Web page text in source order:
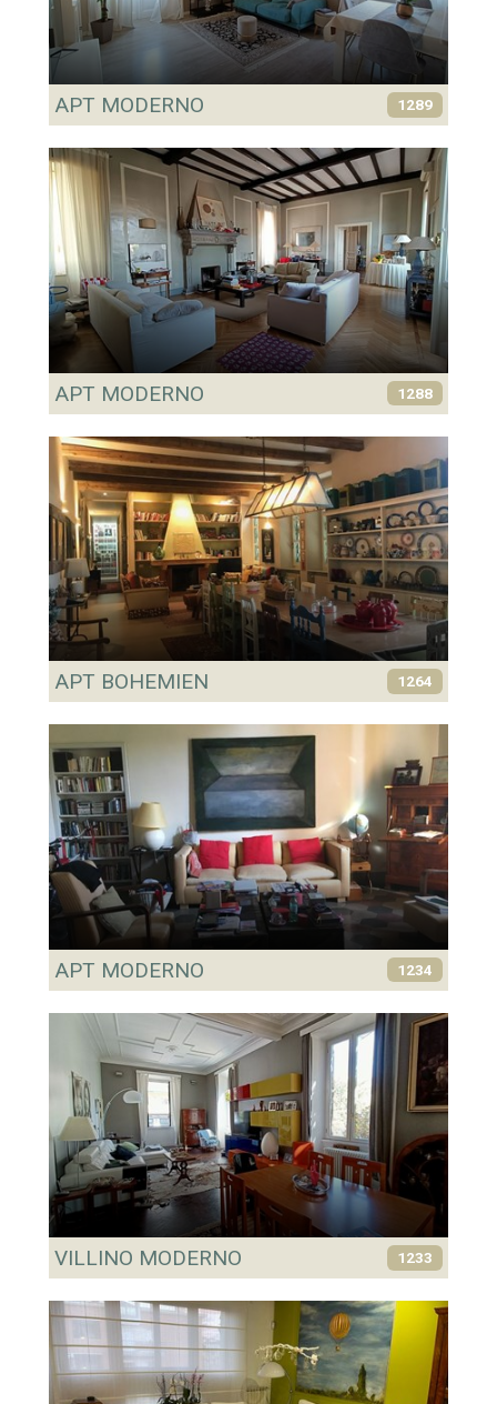
APT MODERNO 1289
APT MODERNO 1288
APT BOHEMIEN 1264
APT MODERNO 1234
VILLINO MODERNO 1233